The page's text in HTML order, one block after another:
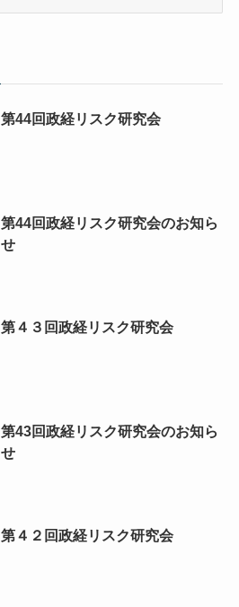
第44回政経リスク研究会
第44回政経リスク研究会のお知ら
せ
第４３回政経リスク研究会
第43回政経リスク研究会のお知ら
せ
第４２回政経リスク研究会